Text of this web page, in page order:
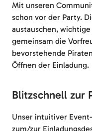
Mit unseren
schon vor der Party.
austauschen,
gemeinsam die
bevorstehende
Öffnen der Einladung.
Blitzschnell zur
Unser intuitiver
zum/zur